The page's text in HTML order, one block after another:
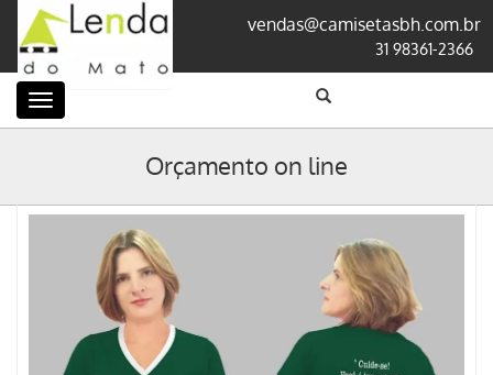
vendas@camisetasbh.com.br
31 98361-2366
Categorias
Orçamento on line